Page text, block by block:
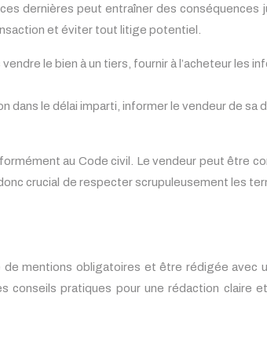
dernières peut entraîner des conséquences
et éviter tout litige potentiel.
le bien à un tiers, fournir à l’acheteur les
dans le délai imparti, informer le vendeur de
au Code civil. Le vendeur peut être
crucial de respecter scrupuleusement les
mentions obligatoires et être rédigée avec
pratiques pour une rédaction claire